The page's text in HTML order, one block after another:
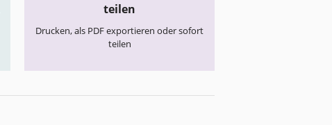
teilen
Drucken, als PDF exportieren oder sofort
teilen